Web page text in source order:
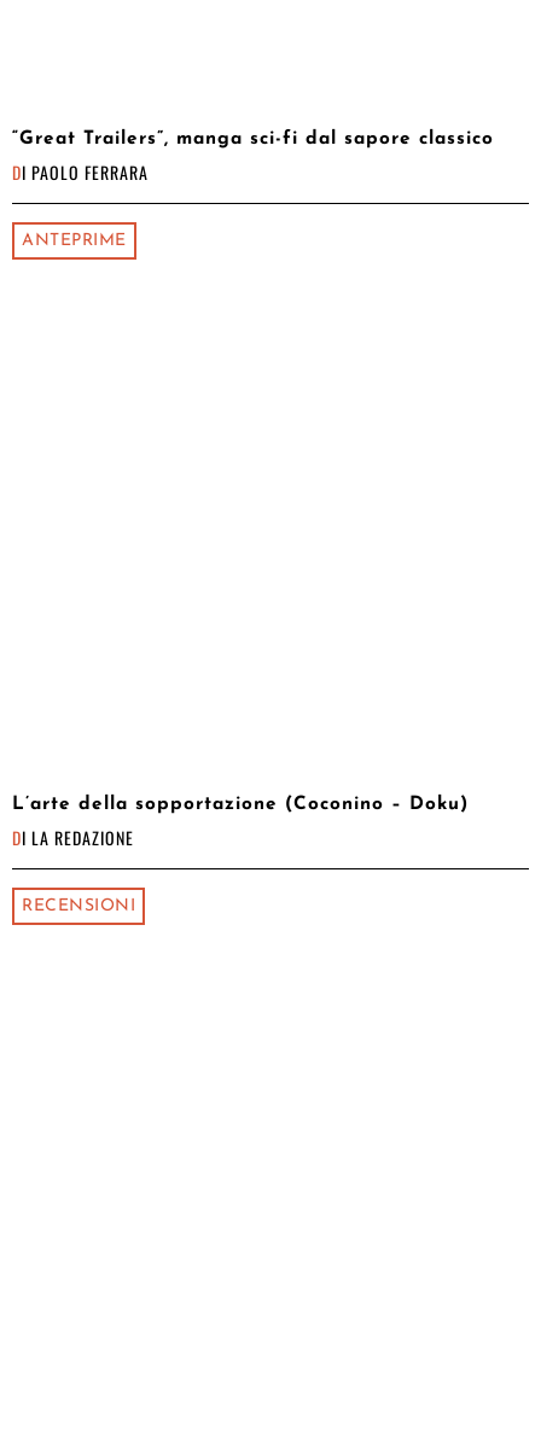
“Great Trailers”, manga sci-fi dal sapore classico
DI PAOLO FERRARA
ANTEPRIME
L’arte della sopportazione (Coconino – Doku)
DI LA REDAZIONE
RECENSIONI